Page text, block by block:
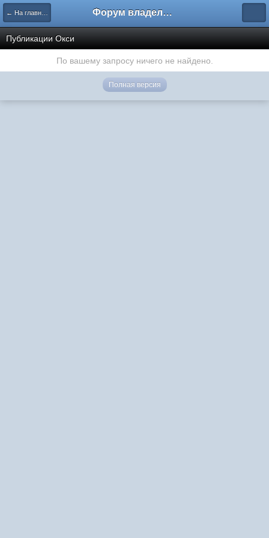
← На главную Форум владельцев интернет-магазинов
Публикации Окси
По вашему запросу ничего не найдено.
Полная версия